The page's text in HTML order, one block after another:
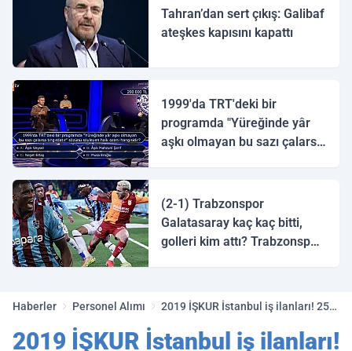
Tahran’dan sert çıkış: Galibaf
ateşkes kapısını kapattı
1999'da TRT'deki bir
programda "Yüreğinde yâr
aşkı olmayan bu sazı çalarsa
(2-1) Trabzonspor
Galatasaray kaç kaç bitti,
golleri kim attı? Trabzonspor
Haberler Personel Alımı
2019 İŞKUR İstanbul iş ilanları! 250
2019 İŞKUR İstanbul iş ilanları!